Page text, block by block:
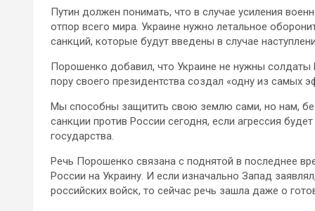
Путин должен понимать, что в случае усиления
отпор всего мира. Украине нужно летальное
санкций, которые будут введены в случае
Порошенко добавил, что Украине не нужны
пору своего президентства создал «одну из самых
Мы способны защитить свою землю сами, но нам,
санкции против России сегодня, если агрессия
государства.
Речь Порошенко связана с поднятой в последнее
России на Украину. И если изначально Запад
российских войск, то сейчас речь зашла даже о